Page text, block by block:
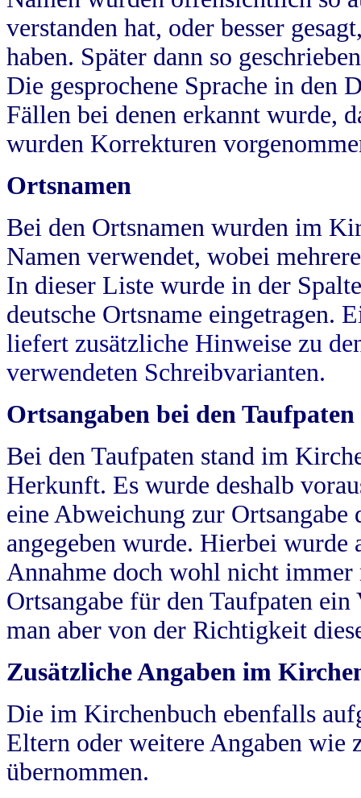
verstanden hat, oder besser
haben. Später dann so
Die gesprochene Sprache in
Fällen bei denen erkannt wurde,
wurden Korrekturen
Ortsnamen
Bei den Ortsnamen wurden im
Namen verwendet, wobei
In dieser Liste wurde in der
deutsche Ortsname eingetragen.
liefert zusätzliche Hinweise zu
verwendeten Schreibvarianten.
Ortsangaben bei den Taufpaten
Bei den Taufpaten stand im
Herkunft. Es wurde deshalb
eine Abweichung zur
angegeben wurde. Hierbei wurde
Annahme doch wohl nicht
Ortsangabe für den Taufpaten
man aber von der Richtigkeit
Zusätzliche Angaben im
Die im Kirchenbuch ebenfalls
Eltern oder weitere Angaben wie
übernommen.